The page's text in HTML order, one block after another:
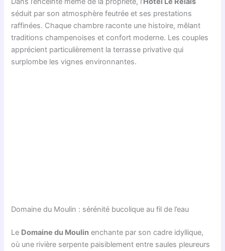
séduit par son atmosphère feutrée et ses prestations
raffinées. Chaque chambre raconte une histoire, mêlant
traditions champenoises et confort moderne. Les couples
apprécient particulièrement la terrasse privative qui
surplombe les vignes environnantes.
Domaine du Moulin : sérénité bucolique au fil de l’eau
Le Domaine du Moulin enchante par son cadre idyllique,
où une rivière serpente paisiblement entre saules pleureurs